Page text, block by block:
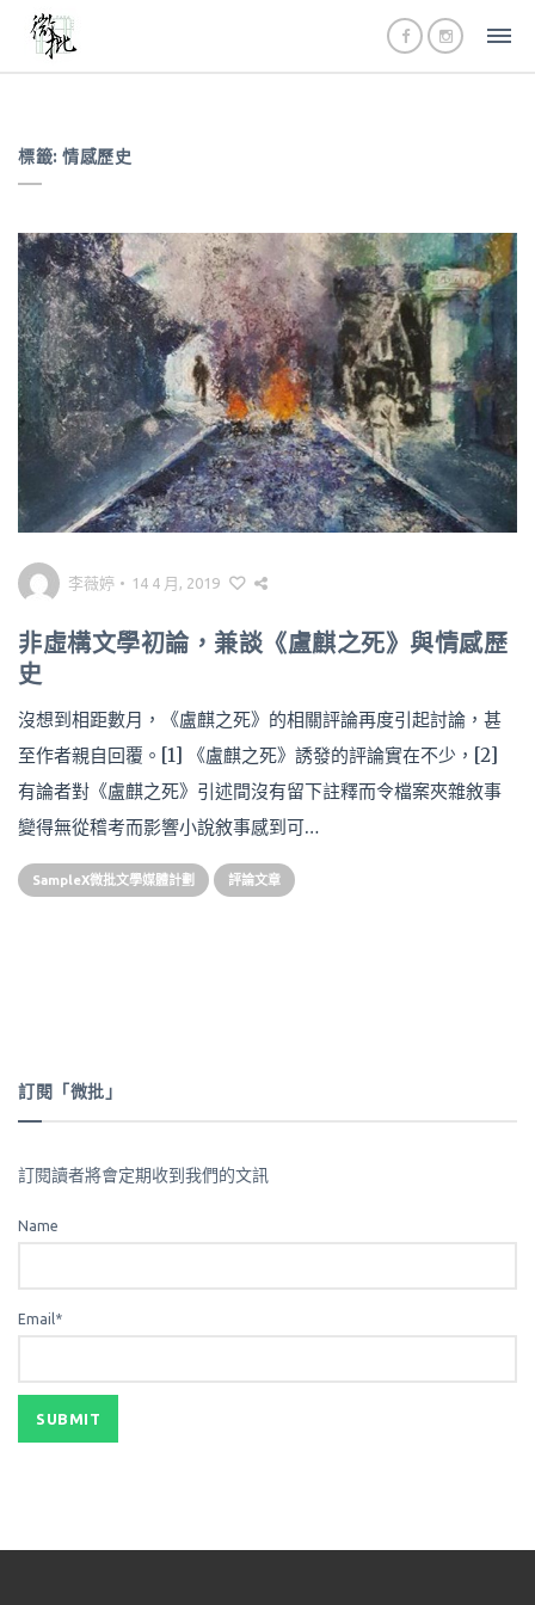
標籤: 情感歷史
李薇婷 • 14 4 月, 2019
非虛構文學初論，兼談《盧麒之死》與情感歷
史
沒想到相距數月，《盧麒之死》的相關評論再度引起討論，甚
至作者親自回覆。[1] 《盧麒之死》誘發的評論實在不少，[2]
有論者對《盧麒之死》引述間沒有留下註釋而令檔案夾雜敘事
變得無從稽考而影響小說敘事感到可…
SampleX微批文學媒體計劃 評論文章
訂閱「微批」
訂閱讀者將會定期收到我們的文訊
Name
Email*